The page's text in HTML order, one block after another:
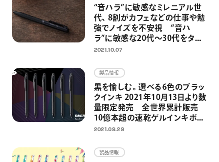
“音ハラ”に敏感なミレニアル世
代、 8割がカフェなどの仕事や勉
強でノイズを不安視 “音ハ
ラ”に敏感な20代～30代をター
ゲットに、静音設計の油性ボー
り販売開始
2021.10.07
製品情報
黒を愉しむ。選べる6色のブラッ
クインキ 2021年10月13日より数
量限定発売 全世界累計販売
10億本超の速乾ゲルインキボー
ルペン 「エナージェル」発売20
2021.09.29
製品情報